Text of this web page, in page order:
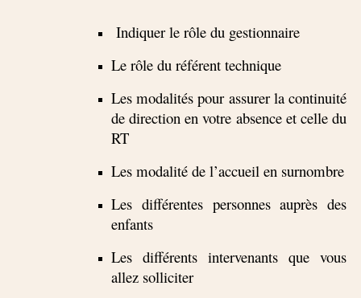
Indiquer le rôle du gestionnaire
Le rôle du référent technique
Les modalités pour assurer la continuité
de direction en votre absence et celle du
RT
Les modalité de l’accueil en surnombre
Les différentes personnes auprès des
enfants
Les différents intervenants que vous
allez solliciter